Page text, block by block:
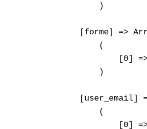
        )
[forme] =>
        (
[0]
        )
[user_email]
        (
[0]